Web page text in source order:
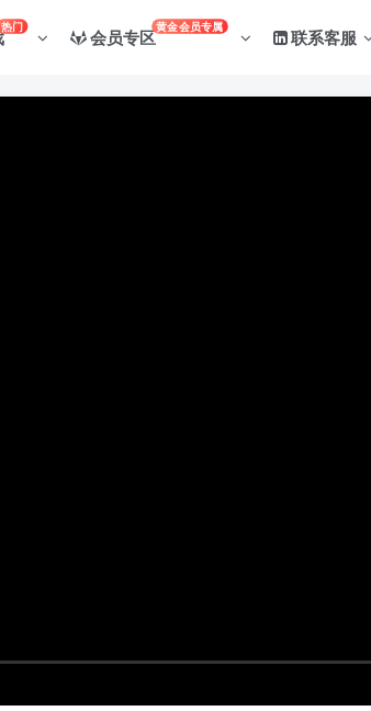
热门 会员专区黄金会员专属 联系客服